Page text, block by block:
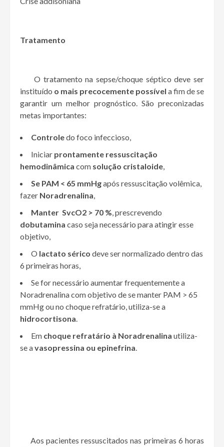
Tratamento
O tratamento na sepse/choque séptico deve ser
instituído o mais precocemente possível a fim de se
garantir um melhor prognóstico. São preconizadas
metas importantes:
Controledo foco infeccioso,
Iniciar prontamente ressuscitação
hemodinâmica com solução cristaloide,
Se PAM < 65 mmHgapós ressuscitação volêmica,
fazer Noradrenalina,
Manter SvcO2 > 70 %, prescrevendo
dobutamina caso seja necessário para atingir esse
objetivo,
O lactato sérico deve ser normalizado dentro das
6 primeiras horas,
Se for necessário aumentar frequentemente a
Noradrenalina com objetivo de se manter PAM > 65
mmHg ou no choque refratário, utiliza-se a
hidrocortisona.
Em choque refratário à Noradrenalina utiliza-
se avasopressina ou epinefrina.
Aos pacientes ressuscitados nas primeiras 6 horas